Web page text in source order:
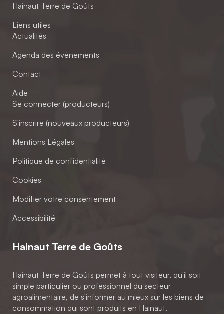
Hainaut Terre de Goûts
Liens utiles
Actualités
Agenda des événements
Contact
Aide
Se connecter (producteurs)
S'inscrire (nouveaux producteurs)
Mentions Légales
Politique de confidentialité
Cookies
Modifier votre consentement
Accessibilité
Hainaut Terre de Goûts
Hainaut Terre de Goûts permet à tout visiteur, qu'il soit
simple particulier ou professionnel du secteur
agroalimentaire, de s'informer au mieux sur les biens de
consommation qui sont produits en Hainaut.